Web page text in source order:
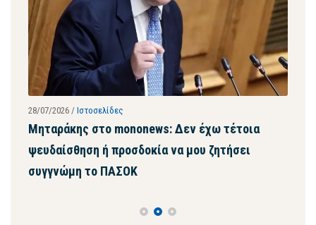
28/07/2026 / Ιστοσελίδες
Μηταράκης στο mononews: Δεν έχω τέτοια
ψευδαίσθηση ή προσδοκία να μου ζητήσει
συγγνώμη το ΠΑΣΟΚ